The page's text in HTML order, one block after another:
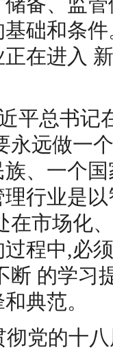
础和条
在进入
平总书记
永远做一
、一个
行业是
在市场化
程中,必
断 的学习
典范。
党的十